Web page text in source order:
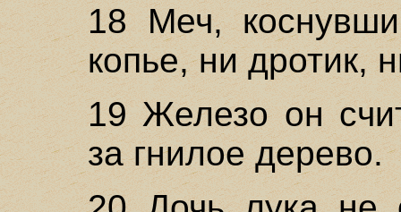
18 Меч,
копье, ни дротик,
19 Железо он
за гнилое дерево.